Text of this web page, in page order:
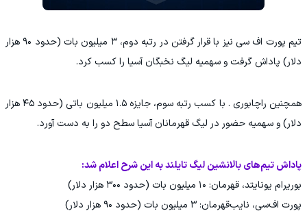
تیم پورت اف سی نیز با قرار گرفتن در رتبه دوم، ۳ میلیون بات (حدود ۹۰ هزار
دلار) پاداش گرفت و سهمیه لیگ نخبگان آسیا را کسب کرد.
همچنین راچابوری . با کسب رتبه سوم، جایزه ۱.۵ میلیون باتی (حدود ۴۵ هزار
دلار) و سهمیه حضور در لیگ قهرمانان آسیا سطح دو را به دست آورد.
پاداش تیم‌های بالانشین لیگ تایلند به این شرح اعلام شد:
بوریرام یونایتد، قهرمان: ۱۰ میلیون بات (حدود ۳۰۰ هزار دلار)
پورت اف‌سی، نایب‌قهرمان: ۳ میلیون بات (حدود ۹۰ هزار دلار)